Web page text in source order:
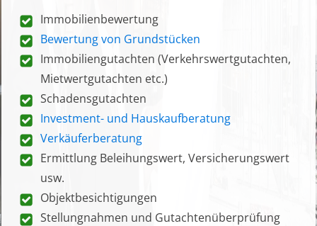
Immobilienbewertung
Bewertung von Grundstücken
Immobiliengutachten (Verkehrswertgutachten,
Mietwertgutachten etc.)
Schadensgutachten
Investment- und Hauskaufberatung
Verkäuferberatung
Ermittlung Beleihungswert, Versicherungswert
usw.
Objektbesichtigungen
Stellungnahmen und Gutachtenüberprüfung